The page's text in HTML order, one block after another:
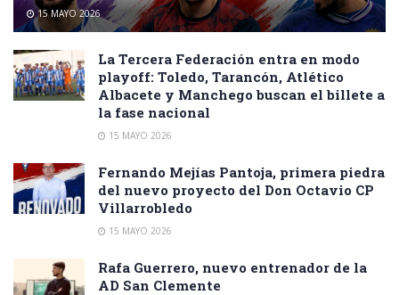
15 MAYO 2026
La Tercera Federación entra en modo
playoff: Toledo, Tarancón, Atlético
Albacete y Manchego buscan el billete a
la fase nacional
15 MAYO 2026
Fernando Mejías Pantoja, primera piedra
del nuevo proyecto del Don Octavio CP
Villarrobledo
15 MAYO 2026
Rafa Guerrero, nuevo entrenador de la
AD San Clemente